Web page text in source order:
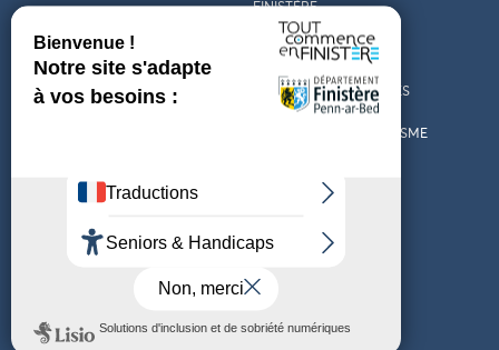
FINISTÈRE
REJOIGNEZ-NOUS VENIR EN FINISTÈRE
CONTACT CARTES ET BROCHURES
LES OFFICES DE TOURISME
D’ACCESSIBILITÉ